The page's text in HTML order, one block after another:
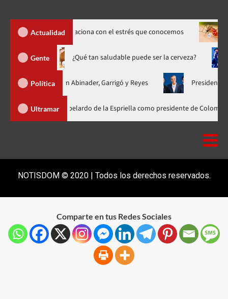
Actualidad
y cómo se relaciona con el estrés que conocemos Dengue
Gente
hasta 20 de agosto ¿Qué tan saludable puede ser la
Política
con Abinader, Garrigó y Reyes Presidente
Ultramar
participa en la investidura de Abelardo de la Espriella como
NOTISDOM © 2020 | Todos los derechos reservados.
Comparte en tus Redes Sociales